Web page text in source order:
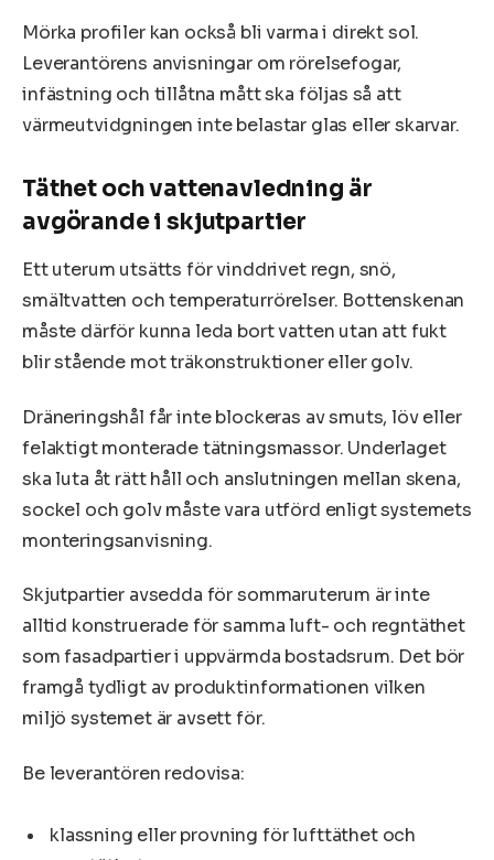
Mörka profiler kan också bli varma i direkt sol.
Leverantörens anvisningar om rörelsefogar,
infästning och tillåtna mått ska följas så att
värmeutvidgningen inte belastar glas eller skarvar.
Täthet och vattenavledning är
avgörande i skjutpartier
Ett uterum utsätts för vinddrivet regn, snö,
smältvatten och temperaturrörelser. Bottenskenan
måste därför kunna leda bort vatten utan att fukt
blir stående mot träkonstruktioner eller golv.
Dräneringshål får inte blockeras av smuts, löv eller
felaktigt monterade tätningsmassor. Underlaget
ska luta åt rätt håll och anslutningen mellan skena,
sockel och golv måste vara utförd enligt systemets
monteringsanvisning.
Skjutpartier avsedda för sommaruterum är inte
alltid konstruerade för samma luft- och regntäthet
som fasadpartier i uppvärmda bostadsrum. Det bör
framgå tydligt av produktinformationen vilken
miljö systemet är avsett för.
Be leverantören redovisa:
klassning eller provning för lufttäthet och